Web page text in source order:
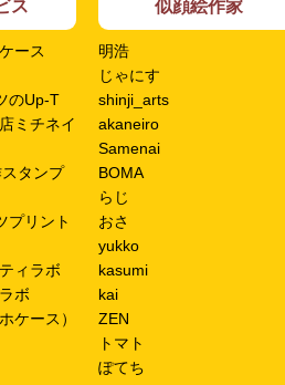
ス
ース
のUp-T
ミチネイ
タンプ
プリント
ィラボ
ボ
ケース）
似顔絵作家
明浩
じゃにす
shinji_arts
akaneiro
Samenai
BOMA
らじ
おさ
yukko
kasumi
kai
ZEN
トマト
ぽてち